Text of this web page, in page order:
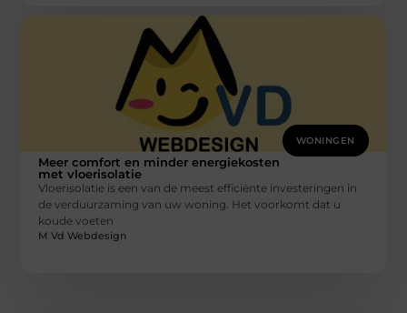
WONINGEN
Meer comfort en minder energiekosten
met vloerisolatie
Vloerisolatie is een van de meest efficiënte investeringen in
de verduurzaming van uw woning. Het voorkomt dat u
koude voeten
M Vd Webdesign